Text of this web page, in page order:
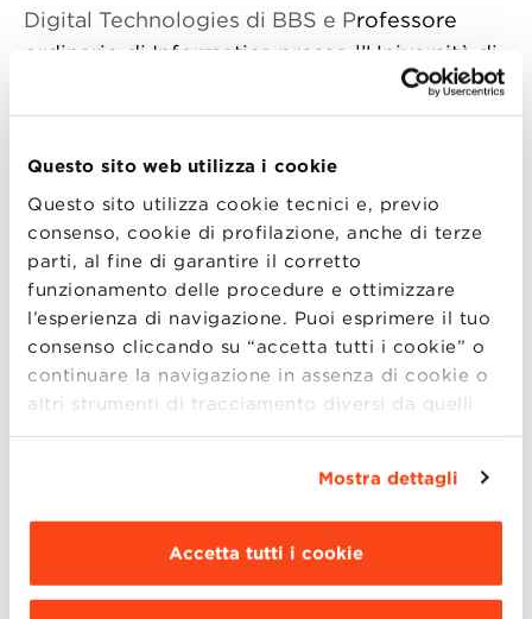
Questo sito web utilizza i cookie
Questo sito utilizza cookie tecnici e, previo
consenso, cookie di profilazione, anche di terze
parti, al fine di garantire il corretto
funzionamento delle procedure e ottimizzare
l’esperienza di navigazione. Puoi esprimere il tuo
consenso cliccando su “accetta tutti i cookie” o
continuare la navigazione in assenza di cookie o
altri strumenti di tracciamento diversi da quelli
tecnici semplicemente chiudendo il presente
Dettagli ”. Per
modificare le impostazioni di navigazione e
scegliere le funzionalità, le terze parti e i cookie
Mostra dettagli
Accetta tutti i cookie
Digital Technologies di BBS e Professore
ordinario di Informatica presso l’Università di
sviluppo di metodi teorici e di applicazione di
strumenti computazionali nellelife sciences
indrug discovery. Questa attività di ricerca ha
portato allo sviluppo di algoritmi innovativi
per lo studio e la caratterizzazione di sistemi
biologici e delle interazioni farmaco-
scoperta di numerose molecole
biologicamente attivein differenti aree
terapeutiche: malattia di Alzheimer
malattie tropicalidimenticate.